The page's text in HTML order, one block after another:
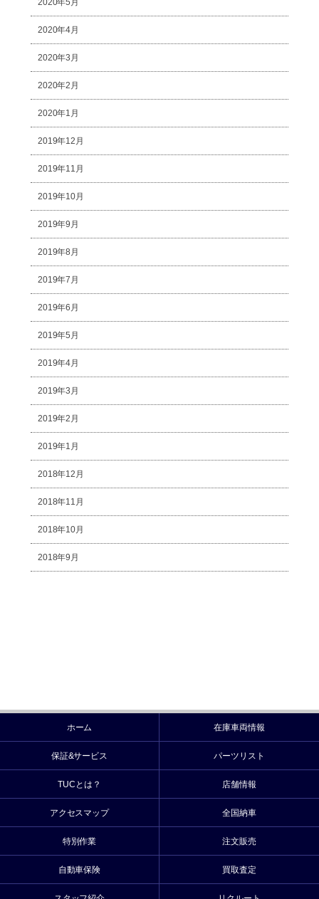
2020年5月
2020年4月
2020年3月
2020年2月
2020年1月
2019年12月
2019年11月
2019年10月
2019年9月
2019年8月
2019年7月
2019年6月
2019年5月
2019年4月
2019年3月
2019年2月
2019年1月
2018年12月
2018年11月
2018年10月
2018年9月
ホーム 在庫車両情報
保証&サービス パーツリスト
TUCとは？ 店舗情報
アクセスマップ 全国納車
特別作業 注文販売
自動車保険 買取査定